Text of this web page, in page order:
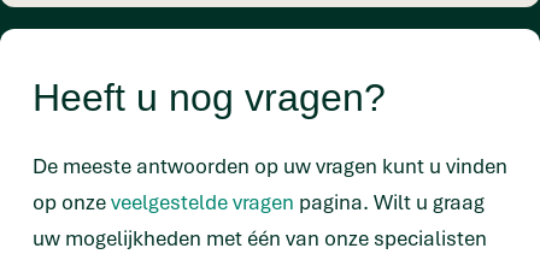
Heeft u nog vragen?
De meeste antwoorden op uw vragen kunt u vinden
op onzeveelgestelde vragen pagina. Wilt u graag
uw mogelijkheden met één van onze specialisten